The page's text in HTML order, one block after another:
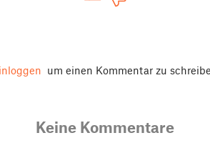
um einen Kommentar zu
Keine Kommentare